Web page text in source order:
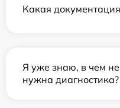
Какая
Я уже знаю, в чем
нужна диагностика?